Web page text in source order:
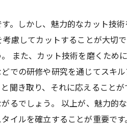
。しかし、魅力的なカット技
慮してカットすることが大切
また、カット技術を磨くため
での研修や研究を通じてスキ
き取り、それに応えることが
るでしょう。 以上が、魅力的
イルを確立することが重要です。